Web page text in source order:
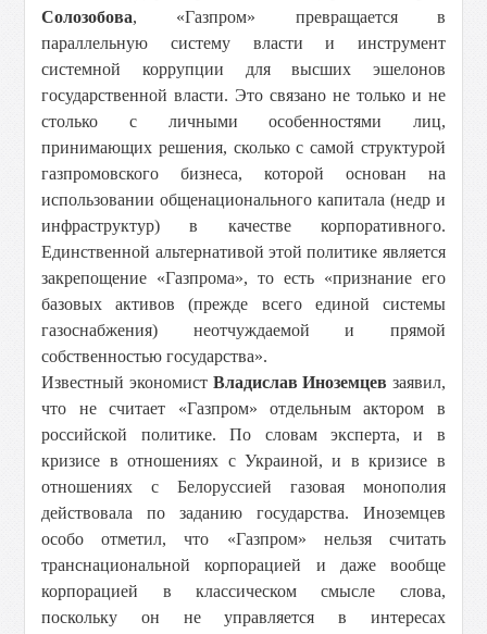
Солозобова, «Газпром» превращается в
параллельную систему власти и инструмент
системной коррупции для высших эшелонов
государственной власти. Это связано не только и не
столько с личными особенностями лиц,
принимающих решения, сколько с самой структурой
газпромовского бизнеса, которой основан на
использовании общенационального капитала (недр и
инфраструктур) в качестве корпоративного.
Единственной альтернативой этой политике является
закрепощение «Газпрома», то есть «признание его
базовых активов (прежде всего единой системы
газоснабжения) неотчуждаемой и прямой
собственностью государства».
Известный экономист Владислав Иноземцев заявил,
что не считает «Газпром» отдельным актором в
российской политике. По словам эксперта, и в
кризисе в отношениях с Украиной, и в кризисе в
отношениях с Белоруссией газовая монополия
действовала по заданию государства. Иноземцев
особо отметил, что «Газпром» нельзя считать
транснациональной корпорацией и даже вообще
корпорацией в классическом смысле слова,
поскольку он не управляется в интересах